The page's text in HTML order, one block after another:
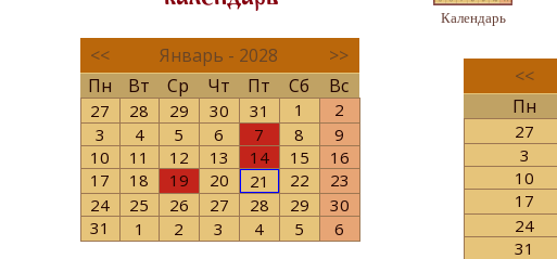
<< Январь - 2028
>>
Пн
Вт Ср Чт Пт Сб Вс
27 28 29 30 31 1
2
3
4 5 6 7 8
9
10
11 12 13 14 15
16
17
18 19 20 21 22
23
24
25 26 27 28 29
30
31
1 2 3 4 5 6
Календарь
<<
Пн
27
3
10
17
24
31